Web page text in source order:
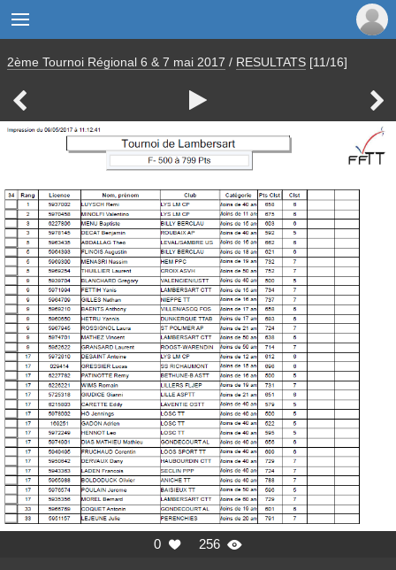

2ème Tournoi Régional 6 & 7 mai 2017 / RESULTATS [11/16]
  
0  256 